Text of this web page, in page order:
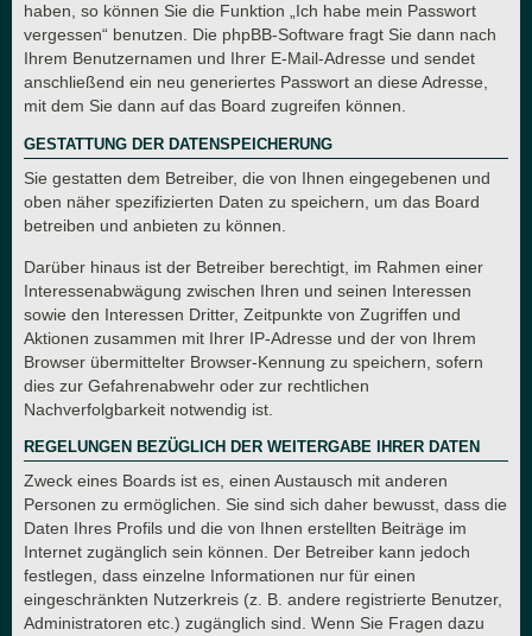
haben, so können Sie die Funktion „Ich habe mein Passwort
vergessen“ benutzen. Die phpBB-Software fragt Sie dann nach
Ihrem Benutzernamen und Ihrer E-Mail-Adresse und sendet
anschließend ein neu generiertes Passwort an diese Adresse,
mit dem Sie dann auf das Board zugreifen können.
GESTATTUNG DER DATENSPEICHERUNG
Sie gestatten dem Betreiber, die von Ihnen eingegebenen und
oben näher spezifizierten Daten zu speichern, um das Board
betreiben und anbieten zu können.
Darüber hinaus ist der Betreiber berechtigt, im Rahmen einer
Interessenabwägung zwischen Ihren und seinen Interessen
sowie den Interessen Dritter, Zeitpunkte von Zugriffen und
Aktionen zusammen mit Ihrer IP-Adresse und der von Ihrem
Browser übermittelter Browser-Kennung zu speichern, sofern
dies zur Gefahrenabwehr oder zur rechtlichen
Nachverfolgbarkeit notwendig ist.
REGELUNGEN BEZÜGLICH DER WEITERGABE IHRER DATEN
Zweck eines Boards ist es, einen Austausch mit anderen
Personen zu ermöglichen. Sie sind sich daher bewusst, dass die
Daten Ihres Profils und die von Ihnen erstellten Beiträge im
Internet zugänglich sein können. Der Betreiber kann jedoch
festlegen, dass einzelne Informationen nur für einen
eingeschränkten Nutzerkreis (z. B. andere registrierte Benutzer,
Administratoren etc.) zugänglich sind. Wenn Sie Fragen dazu